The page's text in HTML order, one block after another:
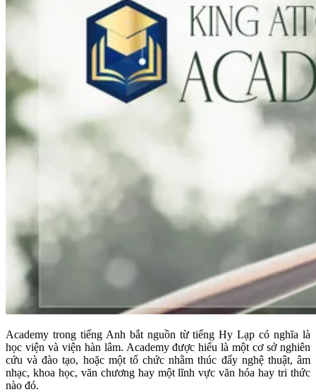
Academy trong tiếng Anh bắt nguồn từ tiếng Hy Lạp có nghĩa là
học viện và viện hàn lâm. Academy được hiểu là một cơ sở nghiên
cứu và đào tạo, hoặc một tổ chức nhằm thúc đẩy nghệ thuật, âm
nhạc, khoa học, văn chương hay một lĩnh vực văn hóa hay tri thức
nào đó.